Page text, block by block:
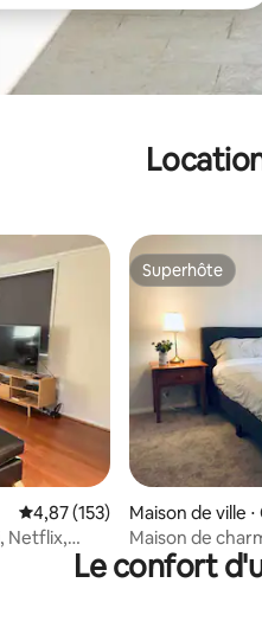
Évaluation moyenne sur la
4,87 (153)
Netflix,
Superhôte
Superhôte
Maison de ville
Maison de
Netflix
Le confort